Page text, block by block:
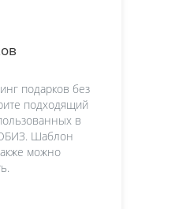
подарков без
подходящий
в
Шаблон
можно